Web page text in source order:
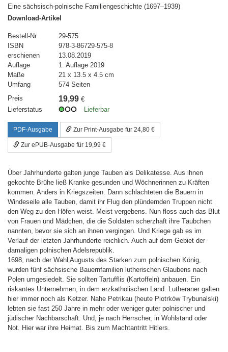
Eine sächsisch-polnische Familiengeschichte (1697–1939)
Download-Artikel
Bestell-Nr
29-575
ISBN
978-3-86729-575-8
erschienen
13.08.2019
Auflage
1. Auflage 2019
Maße
21 x 13.5 x 4.5 cm
Umfang
574 Seiten
Preis
19,99 €
Lieferstatus
Lieferbar
PDF-Ausgabe Zur Print-Ausgabe für 24,80 €
Zur ePUB-Ausgabe für 19,99 €
Über Jahrhunderte galten junge Tauben als Delikatesse. Aus ihnen
gekochte Brühe ließ Kranke gesunden und Wöchnerinnen zu Kräften
kommen. Anders in Kriegszeiten. Dann schlachteten die Bauern in
Windeseile alle Tauben, damit ihr Flug den plündernden Truppen nicht
den Weg zu den Höfen weist. Meist vergebens. Nun floss auch das Blut
von Frauen und Mädchen, die die Soldaten scherzhaft ihre Täubchen
nannten, bevor sie sich an ihnen vergingen. Und Kriege gab es im
Verlauf der letzten Jahrhunderte reichlich. Auch auf dem Gebiet der
damaligen polnischen Adelsrepublik.
1698, nach der Wahl Augusts des Starken zum polnischen König,
wurden fünf sächsische Bauernfamilien lutherischen Glaubens nach
Polen umgesiedelt. Sie sollten Tartufflis (Kartoffeln) anbauen. Ein
riskantes Unternehmen, in dem erzkatholischen Land. Lutheraner galten
hier immer noch als Ketzer. Nahe Petrikau (heute Piotrków Trybunalski)
lebten sie fast 250 Jahre in mehr oder weniger guter polnischer und
jüdischer Nachbarschaft. Und, je nach Herrscher, in Wohlstand oder
Not. Hier war ihre Heimat. Bis zum Machtantritt Hitlers.